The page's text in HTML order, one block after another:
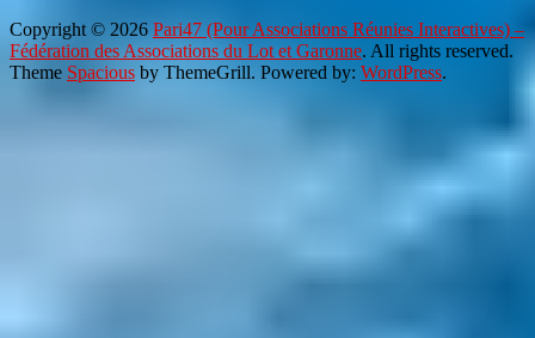
Copyright © 2026 Pari47 (Pour Associations Réunies Interactives) –
Fédération des Associations du Lot et Garonne. All rights reserved.
Theme Spacious by ThemeGrill. Powered by: WordPress.